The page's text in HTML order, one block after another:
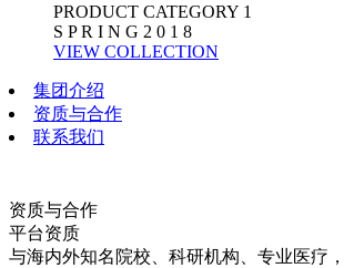
PRODUCT CATEGORY 1
S P R I N G 2 0 1 8
VIEW COLLECTION
集团介绍
资质与合作
联系我们
资质与合作
平台资质
与海内外知名院校、科研机构、专业医疗